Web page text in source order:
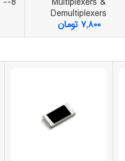
Demultiplexers
۷,۸۰۰ تومان